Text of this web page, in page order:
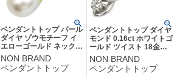
ペンダントトップ パール
ダイヤ ゾウモチーフ イ
エローゴールド ネックレ
ストップ ダイヤモンド
K18 18金 750 白蝶パー
ル 真珠 【中古】
NON BRAND
ペンダントトップ
ペンダントトップ ダイヤ
モンド 0.16ct ホワイトゴ
ールド ツイスト 18金
18K 750 WG ペンダント
ヘッド ネックレストップ
チャーム 【中古】
NON BRAND
ペンダントトップ